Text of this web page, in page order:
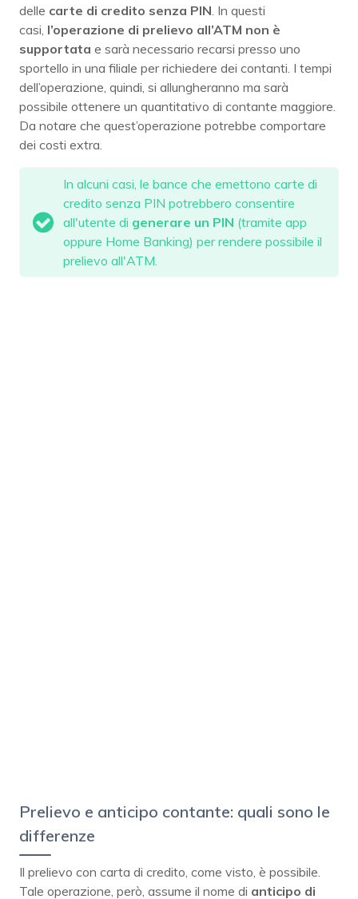
delle carte di credito senza PIN . In questi
casi, l’operazione di prelievo all’ATM non è
supportata e sarà necessario recarsi presso uno
sportello in una filiale per richiedere dei contanti. I tempi
dell’operazione, quindi, si allungheranno ma sarà
possibile ottenere un quantitativo di contante maggiore.
Da notare che quest’operazione potrebbe comportare
dei costi extra.
In alcuni casi, le bance che emettono carte di
credito senza PIN potrebbero consentire
all'utente di generare un PIN (tramite app
oppure Home Banking) per rendere possibile il
prelievo all'ATM.
Prelievo e anticipo contante: quali sono le
differenze
Il prelievo con carta di credito, come visto, è possibile.
Tale operazione, però, assume il nome di anticipo di